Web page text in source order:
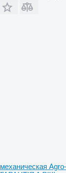
механическая